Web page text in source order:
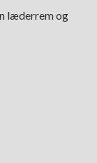
læderrem og